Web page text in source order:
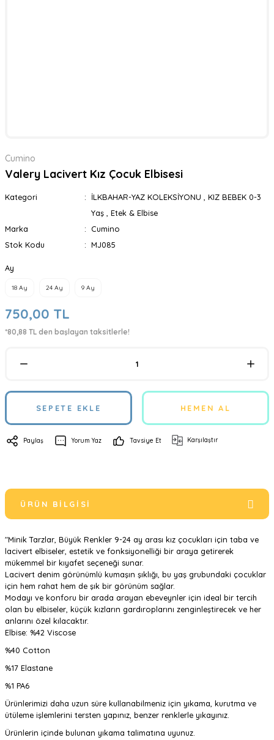
Cumino
Valery Lacivert Kız Çocuk Elbisesi
Kategori İLKBAHAR-YAZ KOLEKSİYONU
KIZ BEBEK 0-3
Yaş
Etek & Elbise
Marka
Cumino
Stok Kodu
MJ085
Ay
18 Ay 24 Ay 9 Ay
750,00 TL
*80,88 TL den başlayan taksitlerle!
SEPETE EKLE HEMEN AL
Paylaş Yorum Yaz Tavsiye Et Karşılaştır
ÜRÜN BILGISI
"Minik Tarzlar, Büyük Renkler 9-24 ay arası kız çocukları için taba ve
lacivert elbiseler, estetik ve fonksiyonelliği bir araya getirerek
mükemmel bir kıyafet seçeneği sunar.
Lacivert denim görünümlü kumaşın şıklığı, bu yaş grubundaki çocuklar
için hem rahat hem de şık bir görünüm sağlar.
Modayı ve konforu bir arada arayan ebeveynler için ideal bir tercih
olan bu elbiseler, küçük kızların gardıroplarını zenginleştirecek ve her
anlarını özel kılacaktır.
Elbise: %42 Viscose
%40 Cotton
%17 Elastane
%1 PA6
Ürünlerimizi daha uzun süre kullanabilmeniz için yıkama, kurutma ve
ütüleme işlemlerini tersten yapınız, benzer renklerle yıkayınız.
Ürünlerin içinde bulunan yıkama talimatına uyunuz.